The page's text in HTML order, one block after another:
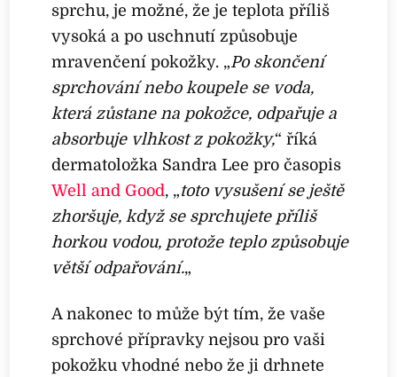
sprchu, je možné, že je teplota příliš
vysoká a po uschnutí způsobuje
mravenčení pokožky. „Po skončení
sprchování nebo koupele se voda,
která zůstane na pokožce, odpařuje a
absorbuje vlhkost z pokožky,“ říká
dermatoložka Sandra Lee pro časopis
Well and Good , „toto vysušení se ještě
zhoršuje, když se sprchujete příliš
horkou vodou, protože teplo způsobuje
větší odpařování.„
A nakonec to může být tím, že vaše
sprchové přípravky nejsou pro vaši
pokožku vhodné nebo že ji drhnete